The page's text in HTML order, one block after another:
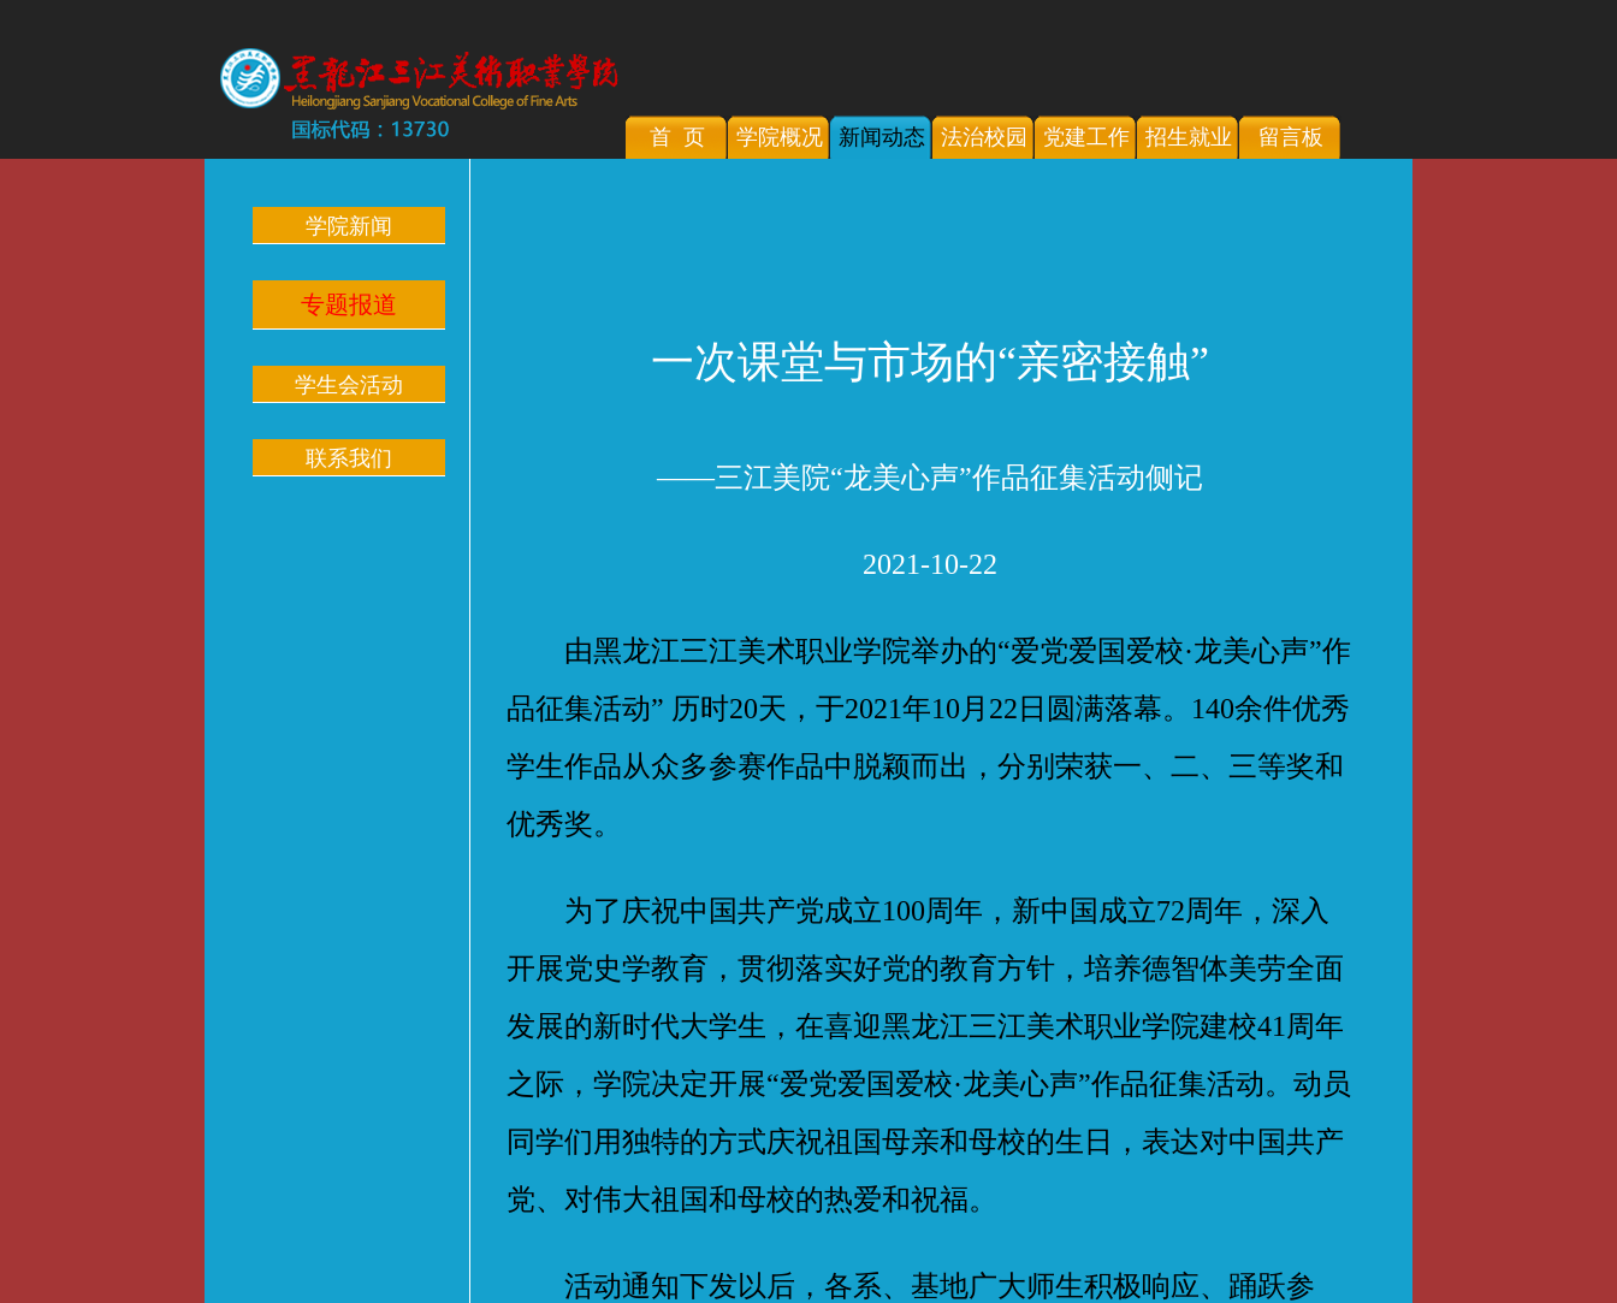
首 页 学院概况 新闻动态 法治校园 党建工作 招生就业 留言板
学院新闻
专题报道
学生会活动
联系我们
一次课堂与市场的“亲密接触”
——三江美院“龙美心声”作品征集活动侧记
2021-10-22
由黑龙江三江美术职业学院举办的“爱党爱国爱校·龙美心声”作
品征集活动” 历时20天，于2021年10月22日圆满落幕。140余件优秀
学生作品从众多参赛作品中脱颖而出，分别荣获一、二、三等奖和
优秀奖。
为了庆祝中国共产党成立100周年，新中国成立72周年，深入
开展党史学教育，贯彻落实好党的教育方针，培养德智体美劳全面
发展的新时代大学生，在喜迎黑龙江三江美术职业学院建校41周年
之际，学院决定开展“爱党爱国爱校·龙美心声”作品征集活动。动员
同学们用独特的方式庆祝祖国母亲和母校的生日，表达对中国共产
党、对伟大祖国和母校的热爱和祝福。
活动通知下发以后，各系、基地广大师生积极响应、踊跃参